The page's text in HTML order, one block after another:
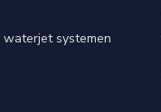
waterjet systemen